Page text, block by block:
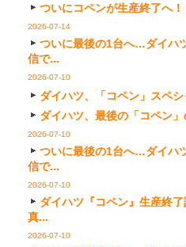
ついにコペンが生産終了へ
2026-07-14
ついに最後の1台へ…ダイハ
信で...
2026-07-10
ダイハツ、「コペン」スペ
ダイハツ、最後の「コペン
2026-07-10
ついに最後の1台へ…ダイハ
信で...
2026-07-10
ダイハツ『コペン』生産終
真...
2026-07-10